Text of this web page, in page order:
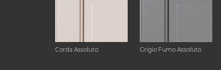
Corda Assoluto Grigio Fumo Assoluto